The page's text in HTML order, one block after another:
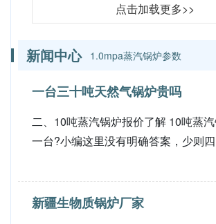
点击加载更多>>
新闻中心 1.0mpa蒸汽锅炉参数
一台三十吨天然气锅炉贵吗
二、10吨蒸汽锅炉报价了解 10吨蒸
一台?小编这里没有明确答案，少则四
新疆生物质锅炉厂家